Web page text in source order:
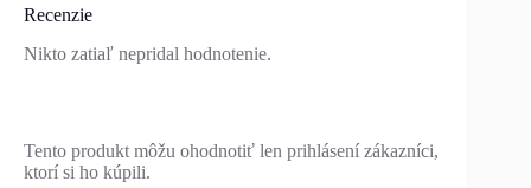
Recenzie
Nikto zatiaľ nepridal hodnotenie.
Tento produkt môžu ohodnotiť len prihlásení zákazníci,
ktorí si ho kúpili.